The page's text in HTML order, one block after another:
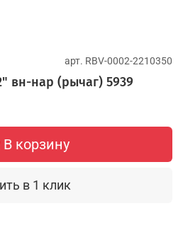
арт. RBV-0002-2210350
вн-нар (рычаг) 5939
В корзину
в 1 клик